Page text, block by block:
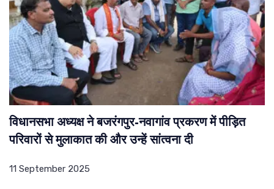
विधानसभा अध्यक्ष ने बजरंगपुर-नवागांव प्रकरण में पीड़ित
परिवारों से मुलाकात की और उन्हें सांत्वना दी
11 September 2025